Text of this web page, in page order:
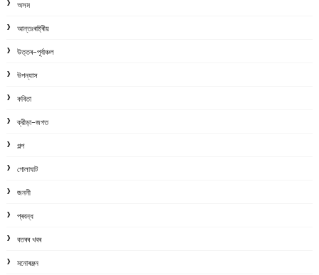
অসম
আন্তঃৰাষ্ট্ৰীয়
উত্তৰ-পূৰ্বাঞ্চল
উপন্যাস
কবিতা
ক্রীড়া-জগত
গল্প
গোলাঘাট
জননী
প্ৰবন্ধ
বতৰৰ খবৰ
মনোৰঞ্জন